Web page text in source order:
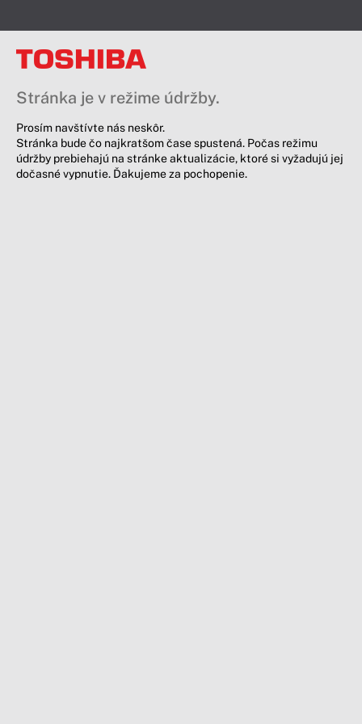
Stránka je v režime údržby.
Prosím navštívte nás neskôr.
Stránka bude čo najkratšom čase spustená. Počas režimu
údržby prebiehajú na stránke aktualizácie, ktoré si vyžadujú jej
dočasné vypnutie. Ďakujeme za pochopenie.